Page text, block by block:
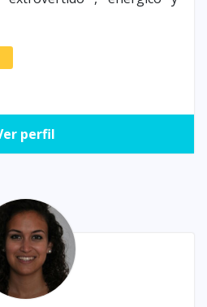
perfil